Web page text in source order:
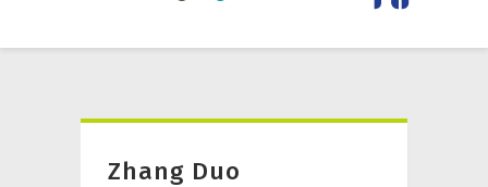
Zhang Duo